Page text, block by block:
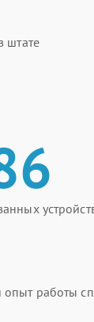
штате
работы